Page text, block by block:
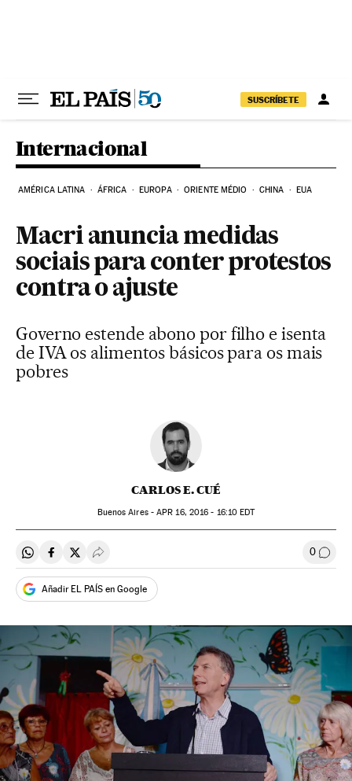
SUSCRÍBETE
Internacional
AMÉRICA LATINA ÁFRICA EUROPA ORIENTE MÉDIO CHINA EUA
Macri anuncia medidas
sociais para conter protestos
contra o ajuste
Governo estende abono por filho e isenta
de IVA os alimentos básicos para os mais
pobres
CARLOS E. CUÉ
Buenos Aires -APR 16, 2016 - 16:10 EDT
Compartir en Whatsapp
Compartir en Facebook
Compartir en Twitter
Desplegar Redes Sociales 0
Añadir EL PAÍS en Google